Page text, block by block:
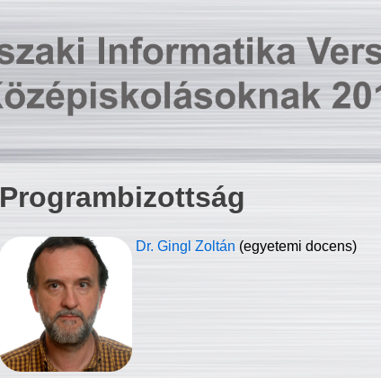
Programbizottság
Dr. Gingl Zoltán (egyetemi docens)